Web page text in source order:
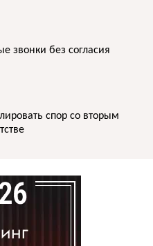
звонки без согласия
спор со вторым